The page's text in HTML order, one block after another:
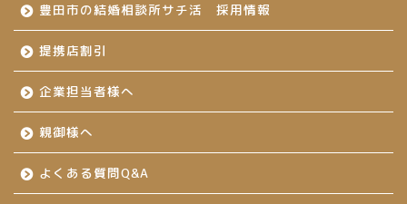
豊田市の結婚相談所サチ活 採用情報
提携店割引
企業担当者様へ
親御様へ
よくある質問Q&A